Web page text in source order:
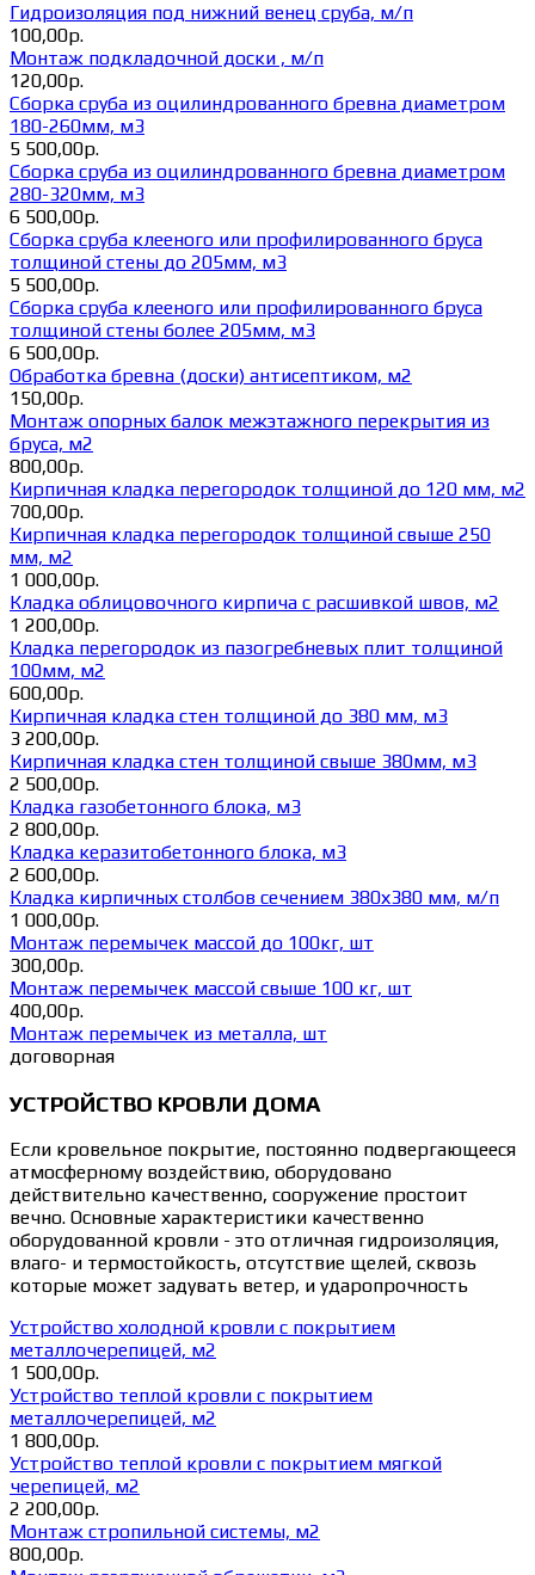
Гидроизоляция под нижний венец сруба, м/п
100,00р.
Монтаж подкладочной доски , м/п
120,00р.
Сборка сруба из оцилиндрованного бревна диаметром
180-260мм, м3
5 500,00р.
Сборка сруба из оцилиндрованного бревна диаметром
280-320мм, м3
6 500,00р.
Сборка сруба клееного или профилированного бруса
толщиной стены до 205мм, м3
5 500,00р.
Сборка сруба клееного или профилированного бруса
толщиной стены более 205мм, м3
6 500,00р.
Обработка бревна (доски) антисептиком, м2
150,00р.
Монтаж опорных балок межэтажного перекрытия из
бруса, м2
800,00р.
Кирпичная кладка перегородок толщиной до 120 мм, м2
700,00р.
Кирпичная кладка перегородок толщиной свыше 250
мм, м2
1 000,00р.
Кладка облицовочного кирпича с расшивкой швов, м2
1 200,00р.
Кладка перегородок из пазогребневых плит толщиной
100мм, м2
600,00р.
Кирпичная кладка стен толщиной до 380 мм, м3
3 200,00р.
Кирпичная кладка стен толщиной свыше 380мм, м3
2 500,00р.
Кладка газобетонного блока, м3
2 800,00р.
Кладка керазитобетонного блока, м3
2 600,00р.
Кладка кирпичных столбов сечением 380х380 мм, м/п
1 000,00р.
Монтаж перемычек массой до 100кг, шт
300,00р.
Монтаж перемычек массой свыше 100 кг, шт
400,00р.
Монтаж перемычек из металла, шт
договорная
УСТРОЙСТВО КРОВЛИ ДОМА
Если кровельное покрытие, постоянно подвергающееся
атмосферному воздействию, оборудовано
действительно качественно, сооружение простоит
вечно. Основные характеристики качественно
оборудованной кровли - это отличная гидроизоляция,
влаго- и термостойкость, отсутствие щелей, сквозь
которые может задувать ветер, и ударопрочность
Устройство холодной кровли с покрытием
металлочерепицей, м2
1 500,00р.
Устройство теплой кровли с покрытием
металлочерепицей, м2
1 800,00р.
Устройство теплой кровли с покрытием мягкой
черепицей, м2
2 200,00р.
Монтаж стропильной системы, м2
800,00р.